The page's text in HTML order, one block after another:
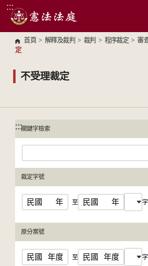
跳到主要內容區塊
:::
首頁 > 解釋及裁判 > 裁判 > 程序裁定 > 審
定
不受理裁定
:::
:::關鍵字檢索
裁定字號
民國 年 至 民國 年 字
原分案號
民國 年度 至 民國 年度 字